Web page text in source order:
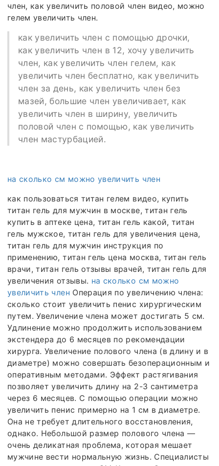
член, как увеличить половой член видео, можно
гелем увеличить член.
как увеличить член с помощью дрочки,
как увеличить член в 12, хочу увеличить
член, как увеличить член гелем, как
увеличить член бесплатно, как увеличить
член за день, как увеличить член без
мазей, большие член увеличивает, как
увеличить член в ширину, увеличить
половой член с помощью, как увеличить
член мастурбацией.
на сколько см можно увеличить член
как пользоваться титан гелем видео, купить
титан гель для мужчин в москве, титан гель
купить в аптеке цена, титан гель какой, титан
гель мужское, титан гель для увеличения цена,
титан гель для мужчин инструкция по
применению, титан гель цена москва, титан гель
врачи, титан гель отзывы врачей, титан гель для
увеличения отзывы. на сколько см можно
увеличить член Операция по увеличению члена:
сколько стоит увеличить пенис хирургическим
путем. Увеличение члена может достигать 5 см.
Удлинение можно продолжить использованием
экстендера до 6 месяцев по рекомендации
хирурга. Увеличение полового члена (в длину и в
диаметре) можно совершать безоперационным и
оперативным методами. Эффект растягивания
позволяет увеличить длину на 2-3 сантиметра
через 6 месяцев. С помощью операции можно
увеличить пенис примерно на 1 см в диаметре.
Она не требует длительного восстановления,
однако. Небольшой размер полового члена —
очень деликатная проблема, которая мешает
мужчине вести нормальную жизнь. Специалисты